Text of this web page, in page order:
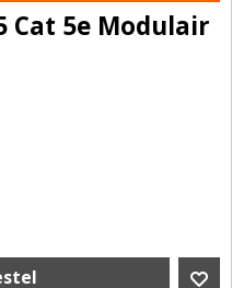
Cat 5e Modulair